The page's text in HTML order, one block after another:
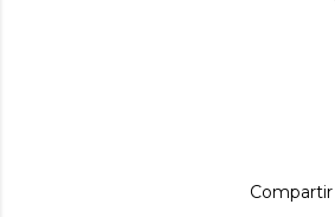
Compartir